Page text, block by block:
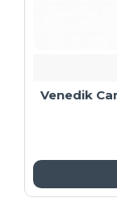
Plaza
Allzalit